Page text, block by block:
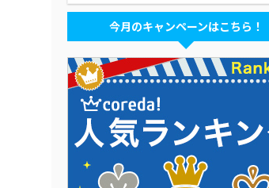
今月のキャンペーンはこちら！